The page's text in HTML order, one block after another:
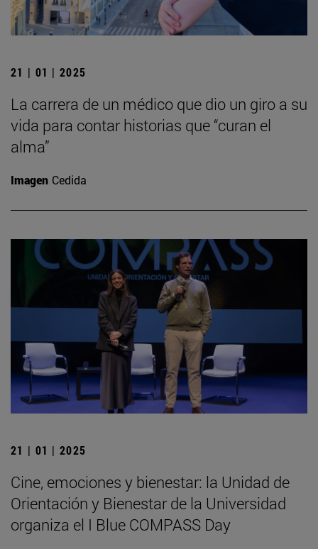
21 | 01 | 2025
La carrera de un médico que dio un giro a su
vida para contar historias que “curan el
alma”
Imagen Cedida
21 | 01 | 2025
Cine, emociones y bienestar: la Unidad de
Orientación y Bienestar de la Universidad
organiza el I Blue COMPASS Day